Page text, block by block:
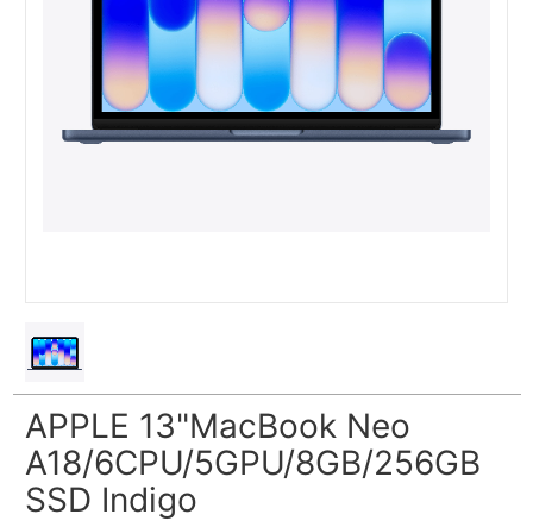
APPLE 13"MacBook Neo
A18/6CPU/5GPU/8GB/256GB
SSD Indigo